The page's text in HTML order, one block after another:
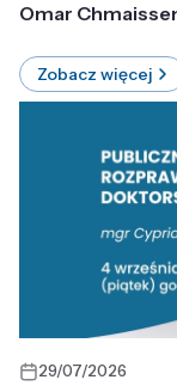
Omar
Zobacz więcej
29/07/2026